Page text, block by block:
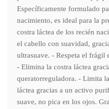
Específicamente formulado
nacimiento, es ideal para la
costra láctea de los recién
el cabello con suavidad,
ultrasuave. - Respeta el
- Elimina la costra láctea
queratorreguladora. - Limita
láctea gracias a un activo
suave, no pica en los ojos.